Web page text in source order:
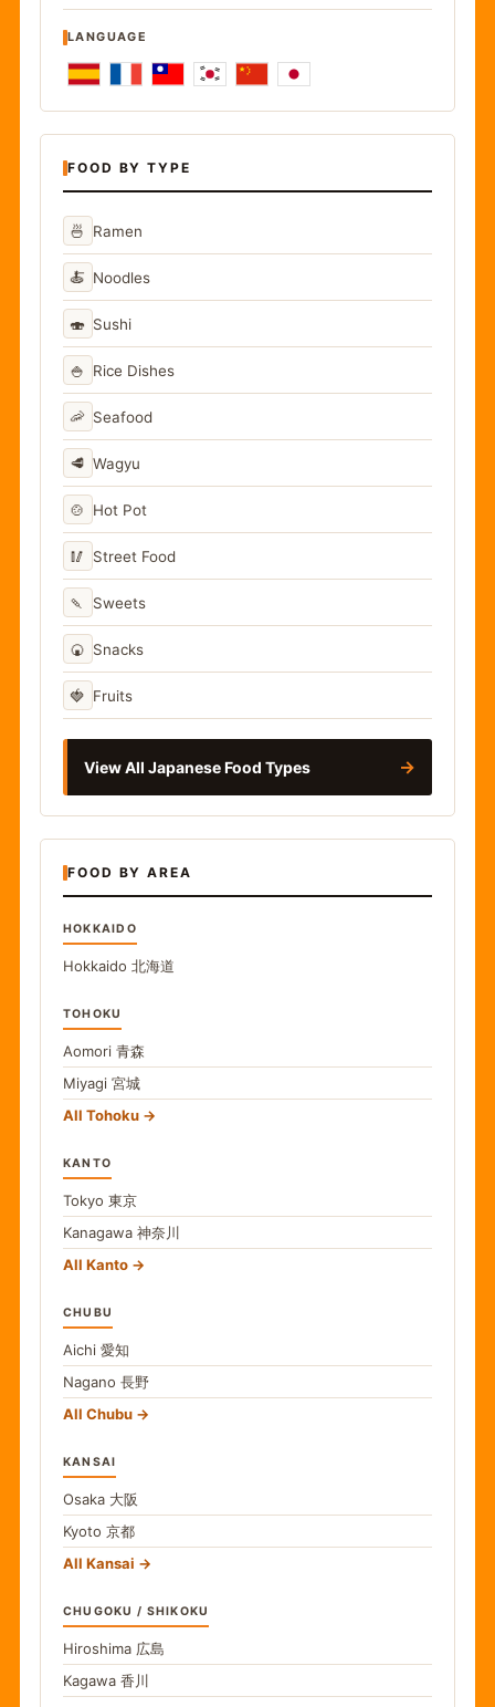
LANGUAGE
FOOD BY TYPE
🍜 Ramen
🍝 Noodles
🍣 Sushi
🍚 Rice Dishes
🦐 Seafood
🥩 Wagyu
🍲 Hot Pot
🥢 Street Food
🍡 Sweets
🍘 Snacks
🍓 Fruits
View All Japanese Food Types →
FOOD BY AREA
HOKKAIDO
Hokkaido 北海道
TOHOKU
Aomori 青森
Miyagi 宮城
All Tohoku
KANTO
Tokyo 東京
Kanagawa 神奈川
All Kanto
CHUBU
Aichi 愛知
Nagano 長野
All Chubu
KANSAI
Osaka 大阪
Kyoto 京都
All Kansai
CHUGOKU / SHIKOKU
Hiroshima 広島
Kagawa 香川